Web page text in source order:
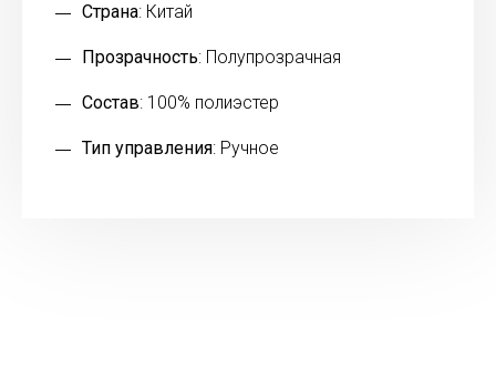
Страна: Китай
Прозрачность: Полупрозрачная
Состав: 100% полиэстер
Тип управления: Ручное